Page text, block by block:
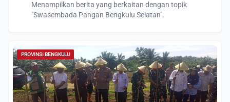
Menampilkan berita yang berkaitan dengan topik
"Swasembada Pangan Bengkulu Selatan".
PROVINSI BENGKULU